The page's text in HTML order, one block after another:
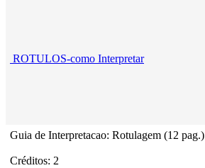
ROTULOS-como Interpretar
Guia de Interpretacao: Rotulagem (12 pag.)
Créditos: 2